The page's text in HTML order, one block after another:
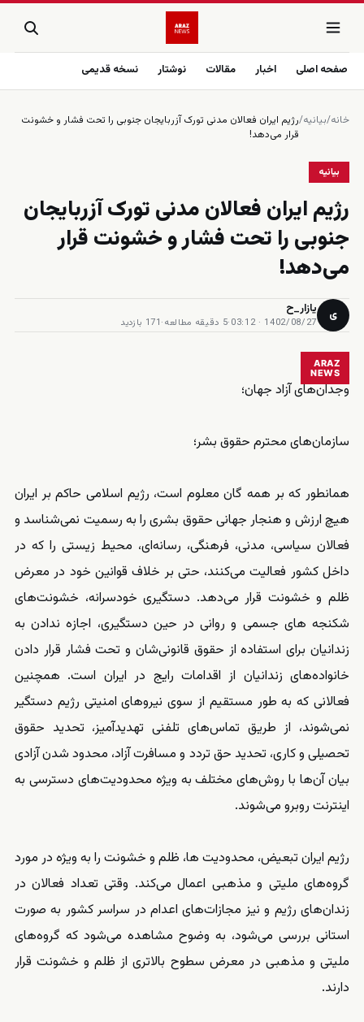
صفحه اصلی اخبار مقالات نوشتار نسخه قدیمی
خانه/بیانیه/رژیم ایران فعالان مدنی تورک آزربایجان جنوبی را تحت فشار و خشونت
قرار می‌دهد!
بیانیه
رژیم ایران فعالان مدنی تورک آزربایجان
جنوبی را تحت فشار و خشونت قرار
می‌دهد!
ی یازار_ح
1402/08/27 · 03:12
·5 دقیقه مطالعه ·171 بازدید
ARAZ
NEWS
وجدان‌های آزاد جهان؛
سازمان‌های محترم حقوق بشر؛
همانطور که بر همه گان معلوم است، رژیم اسلامی حاکم بر ایران
هیچ ارزش و هنجار جهانی حقوق بشری را به رسمیت نمی‌شناسد و
فعالان سیاسی، مدنی، فرهنگی، رسانه‌ای، محیط زیستی را که در
داخل کشور فعالیت می‌کنند، حتی بر خلاف قوانین خود در معرض
ظلم و خشونت قرار می‌دهد. دستگیری خودسرانه، خشونت‌های
شکنجه های جسمی و روانی در حین دستگیری، اجازه ندادن به
زندانیان برای استفاده از حقوق قانونی‌شان و تحت فشار قرار دادن
خانواده‌های زندانیان از اقدامات رایج در ایران است. همچنین
فعالانی که به طور مستقیم از سوی نیروهای امنیتی رژیم دستگیر
نمی‌شوند، از طریق تماس‌های تلفنی تهدیدآمیز، تحدید حقوق
تحصیلی و کاری، تحدید حق تردد و مسافرت آزاد، محدود شدن آزادی
بیان آن‌ها با روش‌های مختلف به ویژه محدودیت‌های دسترسی به
اینترنت روبرو می‌شوند.
رژیم ایران تبعیض، محدودیت ها، ظلم و خشونت را به ویژه در مورد
گروه‌های ملیتی و مذهبی اعمال می‌کند. وقتی تعداد فعالان در
زندان‌های رژیم و نیز مجازات‌های اعدام در سراسر کشور به صورت
استانی بررسی می‌شود، به وضوح مشاهده می‌شود که گروه‌های
ملیتی و مذهبی در معرض سطوح بالاتری از ظلم و خشونت قرار
دارند.